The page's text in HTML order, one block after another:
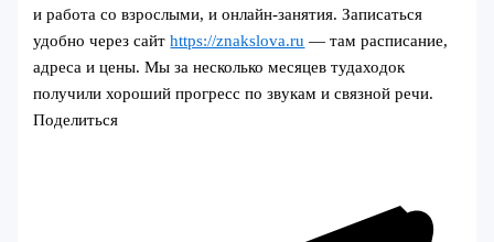
и работа со взрослыми, и онлайн-занятия. Записаться
удобно через сайтhttps://znakslova.ru — там расписание,
адреса и цены. Мы за несколько месяцев тудаходок
получили хороший прогресс по звукам и связной речи.
Поделиться